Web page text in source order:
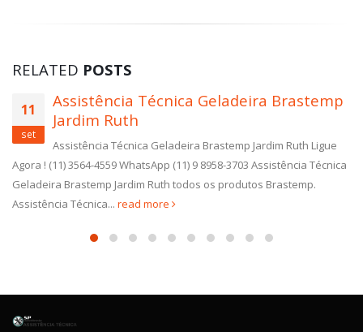
RELATED POSTS
11
set
Assistência Técnica Geladeira Brastemp
Jardim Ruth
Assistência Técnica Geladeira Brastemp Jardim Ruth Ligue
Agora ! (11) 3564-4559 WhatsApp (11) 9 8958-3703 Assistência Técnica
Geladeira Brastemp Jardim Ruth todos os produtos Brastemp.
Assistência Técnica... read more